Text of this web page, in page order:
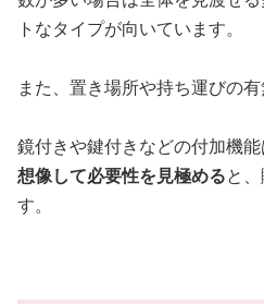
トなタイプが向いています。
また、置き場所や持ち運びの有
鏡付きや鍵付きなどの付加機能
想像して必要性を見極めると
す。